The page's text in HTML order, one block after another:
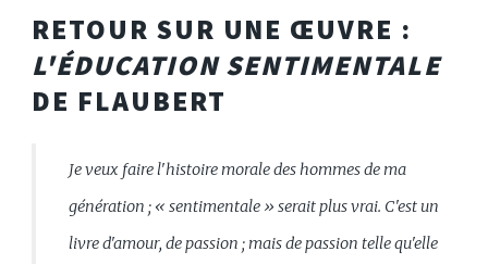
comme le baccalauréat)...
RETOUR SUR UNE ŒUVRE :
L'ÉDUCATION SENTIMENTALE
DE FLAUBERT
Je veux faire l'histoire morale des hommes de ma
génération ; « sentimentale » serait plus vrai. C'est un
livre d'amour, de passion ; mais de passion telle qu'elle